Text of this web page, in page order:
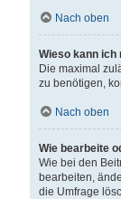
Nach oben
Wieso kann
Die maximal
zu benötigen,
Nach oben
Wie bearbeite
Wie bei den
bearbeiten,
die Umfrage